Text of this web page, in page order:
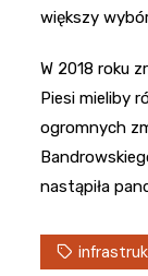
większy
W 2018 roku
Piesi mieliby
ogromnych
nastąpiła